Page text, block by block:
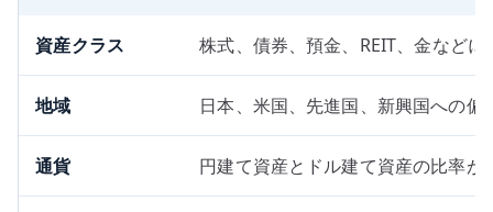
資産クラス 株式、債券、預金、REIT、金など
地域 日本、米国、先進国、新興国への偏
通貨 円建て資産とドル建て資産の比率が